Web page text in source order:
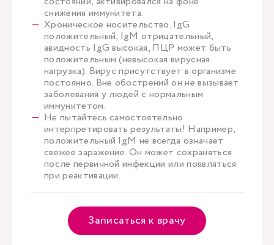
снижения иммунитета.
Хроническое носительство. IgG
положительный, IgM отрицательный,
авидность IgG высокая, ПЦР может быть
положительным (невысокая вирусная
нагрузка). Вирус присутствует в организме
постоянно. Вне обострений он не вызывает
заболевания у людей с нормальным
иммунитетом.
Не пытайтесь самостоятельно
интерпретировать результаты! Например,
положительный IgM не всегда означает
свежее заражение. Он может сохраняться
после первичной инфекции или появляться
при реактивации.
Записаться к врачу